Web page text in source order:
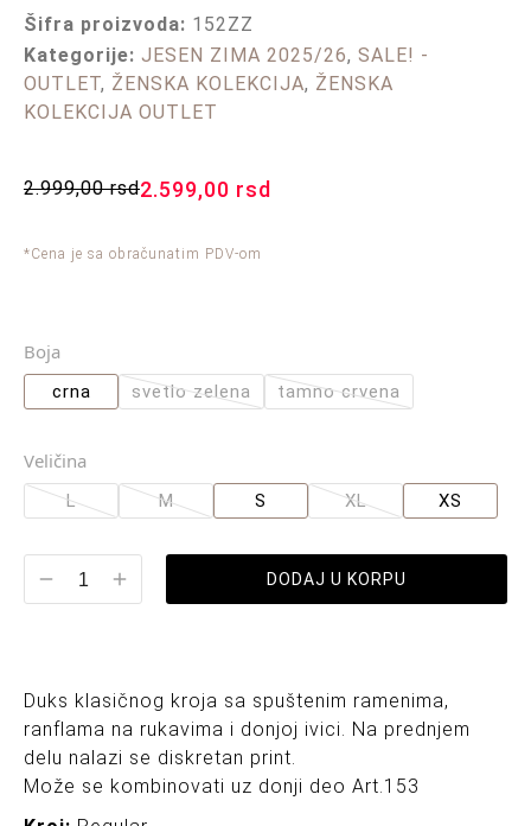
Šifra proizvoda: 152ZZ
Kategorije: JESEN ZIMA 2025/26, SALE! -
OUTLET, ŽENSKA KOLEKCIJA, ŽENSKA
KOLEKCIJA OUTLET
2.999,00rsd2.599,00 rsd
*Cena je sa obračunatim PDV-om
Boja
crna svetlo zelena tamno crvena
Veličina
L M S XL XS
DODAJ U KORPU
Duks klasičnog kroja sa spuštenim ramenima,
ranflama na rukavima i donjoj ivici. Na prednjem
delu nalazi se diskretan print.
Može se kombinovati uz donji deo Art.153